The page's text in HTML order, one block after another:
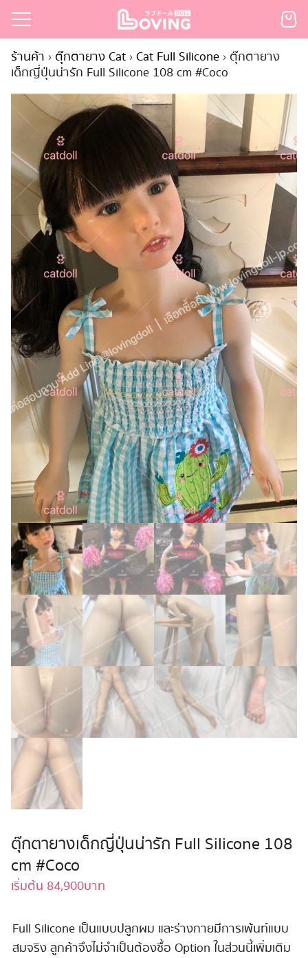
Skip
content
ก
ามแบรนด์
สั่งซื้อ
ค้า
for:
ร้านค้า › ตุ๊กตายาง Cat › Cat Full Silicone › ตุ๊กตายาง
เด็กญี่ปุ่นน่ารัก Full Silicone 108 cm #Coco
ตุ๊กตายางเด็กญี่ปุ่นน่ารัก Full Silicone 108
cm #Coco
เริ่มต้น 84,900บาท
Full Silicone เป็นแบบปลูกผม และร่างกายมีการเพ้นท์แบบ
สมจริง ลูกค้าจึงไม่จำเป็นต้องซื้อ Option ในส่วนนี้เพิ่มเติม